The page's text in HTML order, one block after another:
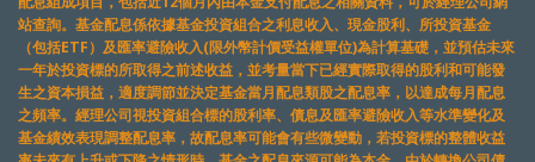
站查詢。基金配息係依據基金投資組合之利息收入、現金股利、所投資基金
（包括ETF）及匯率避險收入(限外幣計價受益權單位)為計算基礎，並預估未來
一年於投資標的所取得之前述收益，並考量當下已經實際取得的股利和可能發
生之資本損益，適度調節並決定基金當月配息類股之配息率，以達成每月配息
之頻率。經理公司視投資組合標的股利率、債息及匯率避險收入等水準變化及
基金績效表現調整配息率，故配息率可能會有些微變動，若投資標的整體收益